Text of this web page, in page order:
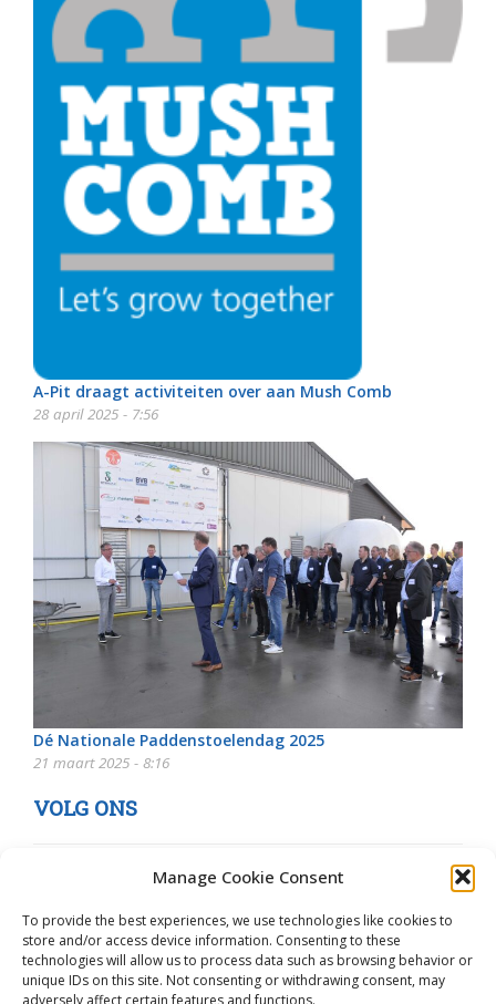
Manage Cookie Consent
To provide the best experiences, we use technologies like cookies to
store and/or access device information. Consenting to these
technologies will allow us to process data such as browsing behavior or
unique IDs on this site. Not consenting or withdrawing consent, may
adversely affect certain features and functions.
A-Pit draagt activiteiten over aan Mush Comb
28 april 2025 - 7:56
Dé Nationale Paddenstoelendag 2025
21 maart 2025 - 8:16
VOLG ONS